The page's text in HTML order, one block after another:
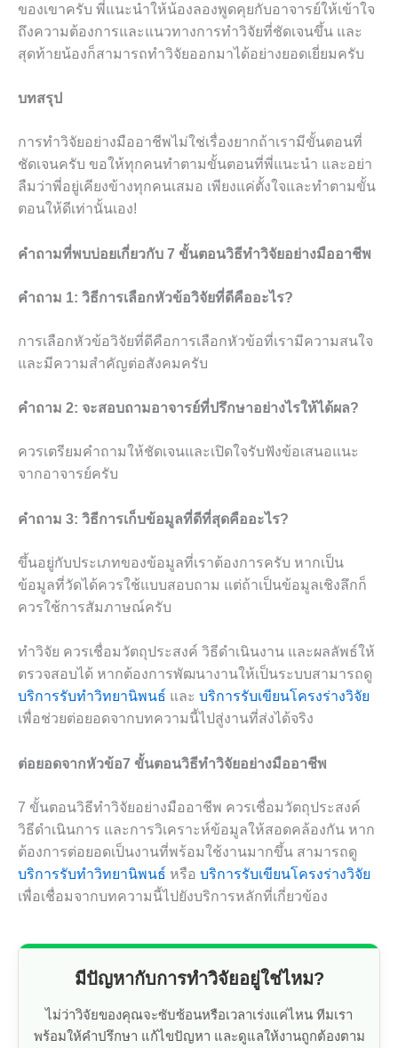
ของเขาครับ พี่แนะนำให้น้องลองพูดคุยกับอาจารย์ให้เข้าใจ
ถึงความต้องการและแนวทางการทำวิจัยที่ชัดเจนขึ้น และ
สุดท้ายน้องก็สามารถทำวิจัยออกมาได้อย่างยอดเยี่ยมครับ
บทสรุป
การทำวิจัยอย่างมืออาชีพไม่ใช่เรื่องยากถ้าเรามีขั้นตอนที่
ชัดเจนครับ ขอให้ทุกคนทำตามขั้นตอนที่พี่แนะนำ และอย่า
ลืมว่าพี่อยู่เคียงข้างทุกคนเสมอ เพียงแค่ตั้งใจและทำตามขั้น
ตอนให้ดีเท่านั้นเอง!
คำถามที่พบบ่อยเกี่ยวกับ 7 ขั้นตอนวิธีทำวิจัยอย่างมืออาชีพ
คำถาม 1: วิธีการเลือกหัวข้อวิจัยที่ดีคืออะไร?
การเลือกหัวข้อวิจัยที่ดีคือการเลือกหัวข้อที่เรามีความสนใจ
และมีความสำคัญต่อสังคมครับ
คำถาม 2: จะสอบถามอาจารย์ที่ปรึกษาอย่างไรให้ได้ผล?
ควรเตรียมคำถามให้ชัดเจนและเปิดใจรับฟังข้อเสนอแนะ
จากอาจารย์ครับ
คำถาม 3: วิธีการเก็บข้อมูลที่ดีที่สุดคืออะไร?
ขึ้นอยู่กับประเภทของข้อมูลที่เราต้องการครับ หากเป็น
ข้อมูลที่วัดได้ควรใช้แบบสอบถาม แต่ถ้าเป็นข้อมูลเชิงลึกก็
ควรใช้การสัมภาษณ์ครับ
ทำวิจัย ควรเชื่อมวัตถุประสงค์ วิธีดำเนินงาน และผลลัพธ์ให้
ตรวจสอบได้ หากต้องการพัฒนางานให้เป็นระบบสามารถดู
บริการรับทำวิทยานิพนธ์ และ บริการรับเขียนโครงร่างวิจัย
เพื่อช่วยต่อยอดจากบทความนี้ไปสู่งานที่ส่งได้จริง
ต่อยอดจากหัวข้อ7 ขั้นตอนวิธีทำวิจัยอย่างมืออาชีพ
7 ขั้นตอนวิธีทำวิจัยอย่างมืออาชีพ ควรเชื่อมวัตถุประสงค์
วิธีดำเนินการ และการวิเคราะห์ข้อมูลให้สอดคล้องกัน หาก
ต้องการต่อยอดเป็นงานที่พร้อมใช้งานมากขึ้น สามารถดู
บริการรับทำวิทยานิพนธ์ หรือ บริการรับเขียนโครงร่างวิจัย
เพื่อเชื่อมจากบทความนี้ไปยังบริการหลักที่เกี่ยวข้อง
มีปัญหากับการทำวิจัยอยู่ใช่ไหม?
ไม่ว่าวิจัยของคุณจะซับซ้อนหรือเวลาเร่งแค่ไหน ทีมเรา
พร้อมให้คำปรึกษา แก้ไขปัญหา และดูแลให้งานถูกต้องตาม